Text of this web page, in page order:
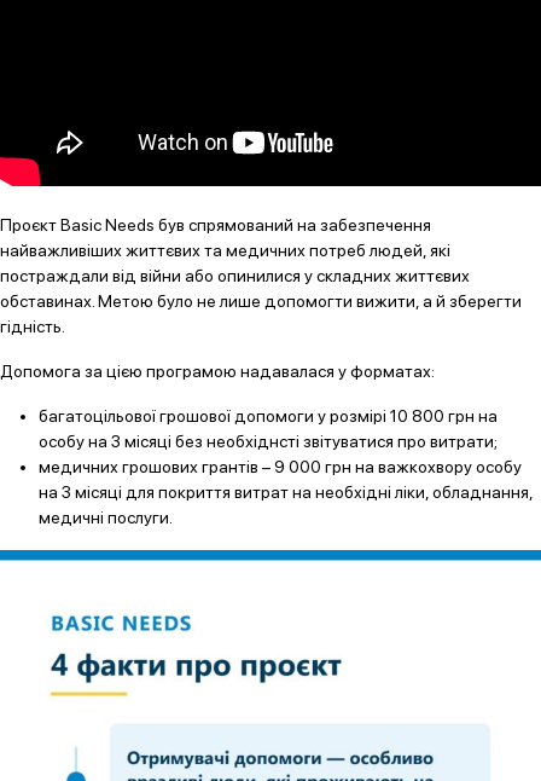
Проєкт Basic Needs був спрямований на забезпечення
найважливіших життєвих та медичних потреб людей, які
постраждали від війни або опинилися у складних життєвих
обставинах. Метою було не лише допомогти вижити, а й зберегти
гідність.
Допомога за цією програмою надавалася у форматах:
багатоцільової грошової допомоги у розмірі 10 800 грн на
особу на 3 місяці без необхіднсті звітуватися про витрати;
медичних грошових грантів – 9 000 грн на важкохвору особу
на 3 місяці для покриття витрат на необхідні ліки, обладнання,
медичні послуги.